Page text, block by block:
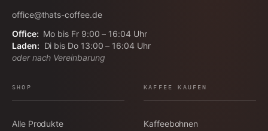
office@thats-coffee.de
Office: Mo bis Fr 9:00 – 16:04 Uhr
Laden: Di bis Do 13:00 – 16:04 Uhr
oder nach Vereinbarung
SHOP
Alle Produkte
KAFFEE KAUFEN
Kaffeebohnen